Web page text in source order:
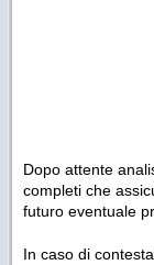
Dopo attente
completi che
futuro eventuale
In caso di